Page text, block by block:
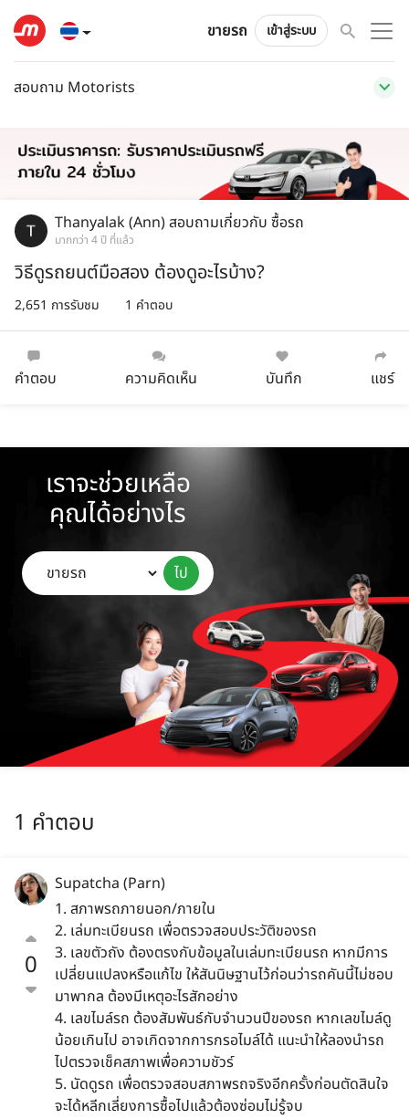
ขายรถ เข้าสู่ระบบ
สอบถาม Motorists
Thanyalak (Ann)สอบถามเกี่ยวกับ ซื้อรถ
มากกว่า 4 ปี ที่แล้ว
วิธีดูรถยนต์มือสอง ต้องดูอะไรบ้าง?
2,651 การรับชม 1 คำตอบ
คำตอบ ความคิดเห็น บันทึก แชร์
เราจะช่วยเหลือ
คุณได้อย่างไร
ไป
1 คำตอบ
0
Supatcha (Parn)
1. สภาพรถภายนอก/ภายใน
2. เล่มทะเบียนรถ เพื่อตรวจสอบประวัติของรถ
3. เลขตัวถัง ต้องตรงกับข้อมูลในเล่มทะเบียนรถ หากมีการ
เปลี่ยนแปลงหรือแก้ไข ให้สันนิษฐานไว้ก่อนว่ารถคันนี้ไม่ชอบ
มาพากล ต้องมีเหตุอะไรสักอย่าง
4. เลขไมล์รถ ต้องสัมพันธ์กับจำนวนปีของรถ หากเลขไมล์ดู
น้อยเกินไป อาจเกิดจากการกรอไมล์ได้ แนะนำให้ลองนำรถ
ไปตรวจเช็คสภาพเพื่อความชัวร์
5. นัดดูรถ เพื่อตรวจสอบสภาพรถจริงอีกครั้งก่อนตัดสินใจ
จะได้หลีกเลี่ยงการซื้อไปแล้วต้องซ่อมไม่รู้จบ